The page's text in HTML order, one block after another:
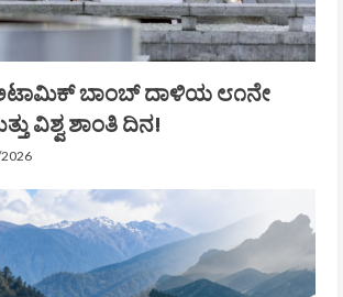
ಬಾಂಬ್ ದಾಳಿಯ ೮೧ನೇ
ವಿಶ್ವ ಶಾಂತಿ ದಿನ!